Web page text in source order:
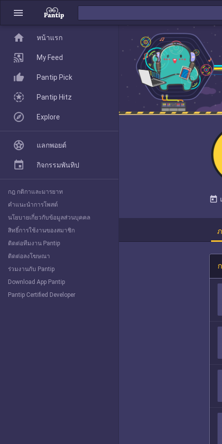
menu
today
home
Pantip Pick
Explore
home หน้าแรก
My Feed
Pantip Pick
Pantip Hitz
Explore
แลกพอยต์
กิจกรรมพันทิป
กฎ กติกาและมารยาท
คำแนะนำการโพสต์
นโยบายเกี่ยวกับข้อมูลส่วนบุคคล
สิทธิ์การใช้งานของสมาชิก
ติดต่อทีมงาน Pantip
ติดต่อลงโฆษณา
ร่วมงานกับ Pantip
Download App Pantip
Pantip Certified Developer